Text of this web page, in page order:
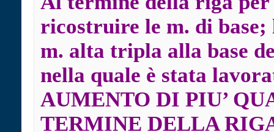
ricostruire le m. di
m. alta tripla alla base
nella quale è stata
AUMENTO DI PIU’
TERMINE DELLA